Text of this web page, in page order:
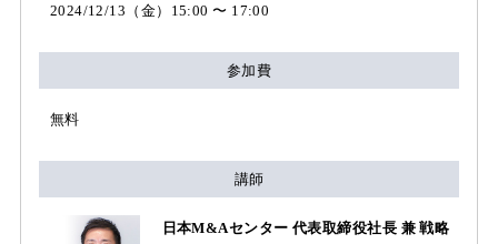
2024/12/13（金）15:00 〜 17:00
参加費
無料
講師
日本M&Aセンター 代表取締役社長 兼 戦略